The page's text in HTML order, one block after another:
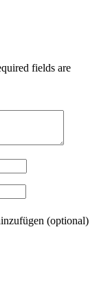
fields are
(optional)